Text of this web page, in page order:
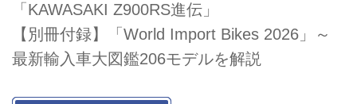
「KAWASAKI Z900RS進伝」
【別冊付録】「World Import Bikes 2026」～
最新輸入車大図鑑206モデルを解説